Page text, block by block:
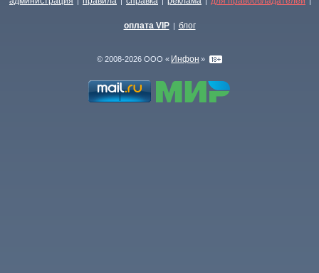
оплата VIP | блог
© 2008-2026 ООО « Инфон »